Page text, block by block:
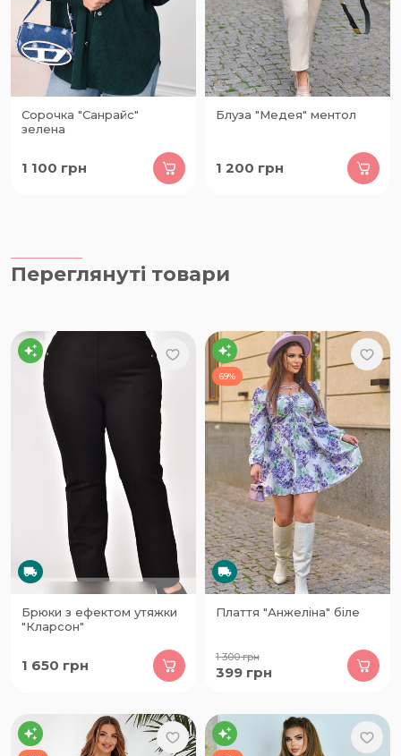
Сорочка "Санрайс"
зелена
1 100 грн
Блуза "Медея" ментол
1 200 грн
Переглянуті товари
Брюки з ефектом утяжки
"Кларсон"
1 650 грн
69%
Плаття "Анжеліна" біле
1 300грн
399 грн